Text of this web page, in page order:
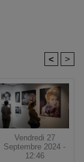
< >
Vendredi 27
Septembre 2024 -
12:46